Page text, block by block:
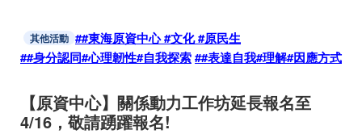
其他活動 ##東海原資中心 #文化 #原民生
##身分認同#心理韌性#自我探索##表達自我#理解#因應方式
【原資中心】關係動力工作坊延長報名至
4/16，敬請踴躍報名!